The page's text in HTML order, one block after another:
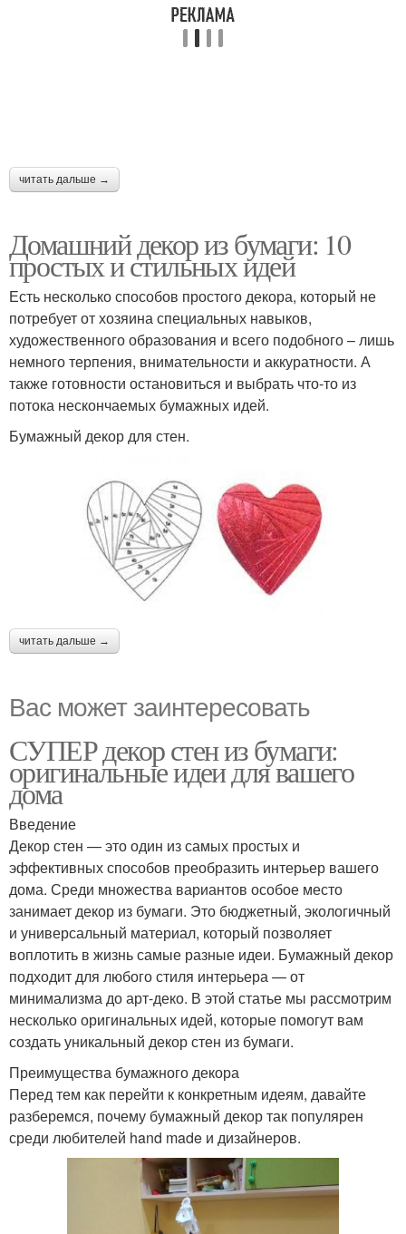
читать дальше →
Домашний декор из бумаги: 10
простых и стильных идей
Есть несколько способов простого декора, который не
потребует от хозяина специальных навыков,
художественного образования и всего подобного – лишь
немного терпения, внимательности и аккуратности. А
также готовности остановиться и выбрать что-то из
потока нескончаемых бумажных идей.
Бумажный декор для стен.
читать дальше →
Вас может заинтересовать
СУПЕР декор стен из бумаги:
оригинальные идеи для вашего
дома
Введение
Декор стен — это один из самых простых и
эффективных способов преобразить интерьер вашего
дома. Среди множества вариантов особое место
занимает декор из бумаги. Это бюджетный, экологичный
и универсальный материал, который позволяет
воплотить в жизнь самые разные идеи. Бумажный декор
подходит для любого стиля интерьера — от
минимализма до арт-деко. В этой статье мы рассмотрим
несколько оригинальных идей, которые помогут вам
создать уникальный декор стен из бумаги.
Преимущества бумажного декора
Перед тем как перейти к конкретным идеям, давайте
разберемся, почему бумажный декор так популярен
среди любителей hand made и дизайнеров.